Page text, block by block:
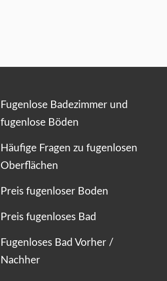
Fugenlose Badezimmer und
fugenlose Böden
Häufige Fragen zu fugenlosen
Oberflächen
Preis fugenloser Boden
Preis fugenloses Bad
Fugenloses Bad Vorher /
Nachher